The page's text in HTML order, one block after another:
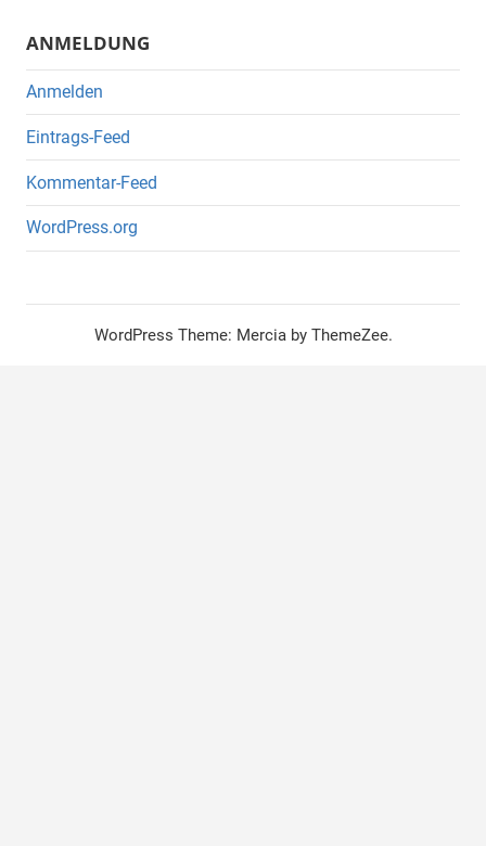
ANMELDUNG
Anmelden
Eintrags-Feed
Kommentar-Feed
WordPress.org
WordPress Theme: Mercia by ThemeZee.